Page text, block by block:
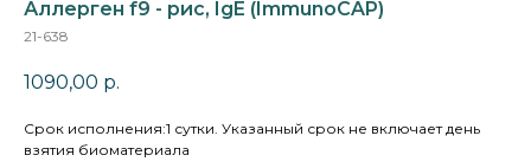
Аллерген f9 - рис, IgE (ImmunoCAP)
21-638
1090,00 р.
Cрок исполнения:1 сутки. Указанный срок не включает день
взятия биоматериала